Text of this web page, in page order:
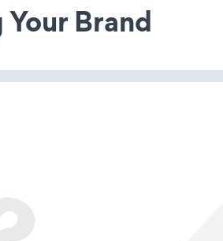
Brand